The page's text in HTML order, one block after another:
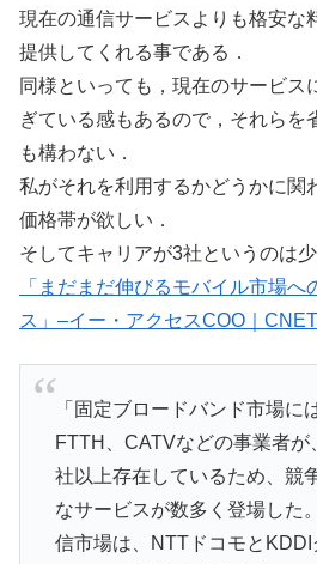
現在の通信サービスよりも格安な
提供してくれる事である．
同様といっても，現在のサービス
ぎている感もあるので，それらを
も構わない．
私がそれを利用するかどうかに関
価格帯が欲しい．
そしてキャリアが3社というのは少
「まだまだ伸びるモバイル市場へ
ス」–イー・アクセスCOO｜
「固定ブロードバンド市場に
FTTH、CATVなどの事業者
社以上存在しているため、競
なサービスが数多く登場した
信市場は、NTTドコモと